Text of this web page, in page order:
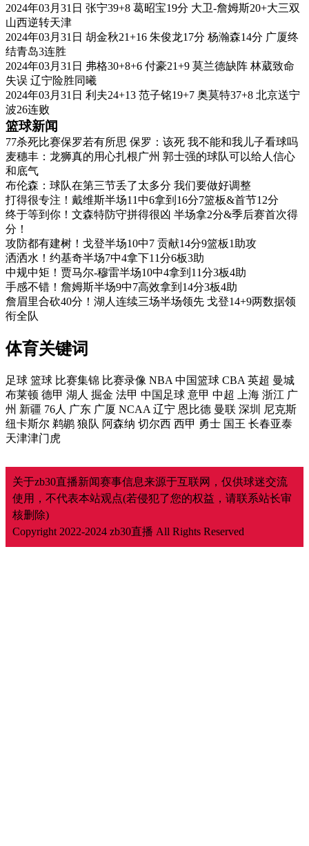
2024年03月31日 张宁39+8 葛昭宝19分 大卫-詹姆斯20+大三双
山西逆转天津
2024年03月31日 胡金秋21+16 朱俊龙17分 杨瀚森14分 广厦终
结青岛3连胜
2024年03月31日 弗格30+8+6 付豪21+9 莫兰德缺阵 林葳致命
失误 辽宁险胜同曦
2024年03月31日 利夫24+13 范子铭19+7 奥莫特37+8 北京送宁
波26连败
篮球新闻
77杀死比赛保罗若有所思 保罗：该死 我不能和我儿子看球吗
麦穗丰：龙狮真的用心扎根广州 郭士强的球队可以给人信心
和底气
布伦森：球队在第三节丢了太多分 我们要做好调整
打得很专注！戴维斯半场11中6拿到16分7篮板&首节12分
终于等到你！文森特防守拼得很凶 半场拿2分&季后赛首次得
分！
攻防都有建树！戈登半场10中7 贡献14分9篮板1助攻
洒洒水！约基奇半场7中4拿下11分6板3助
中规中矩！贾马尔-穆雷半场10中4拿到11分3板4助
手感不错！詹姆斯半场9中7高效拿到14分3板4助
詹眉里合砍40分！湖人连续三场半场领先 戈登14+9两数据领
衔全队
体育关键词
足球 篮球 比赛集锦 比赛录像 NBA 中国篮球 CBA 英超 曼城
布莱顿 德甲 湖人 掘金 法甲 中国足球 意甲 中超 上海 浙江 广
州 新疆 76人 广东 广厦 NCAA 辽宁 恩比德 曼联 深圳
尼克斯
纽卡斯尔 鹈鹕 狼队 阿森纳 切尔西 西甲 勇士 国王 长春亚泰
天津津门虎
关于zb30直播新闻赛事信息来源于互联网，仅供球迷交流
使用，不代表本站观点(若侵犯了您的权益，请联系站长审
核删除)
Copyright 2022-2024 zb30直播 All Rights Reserved